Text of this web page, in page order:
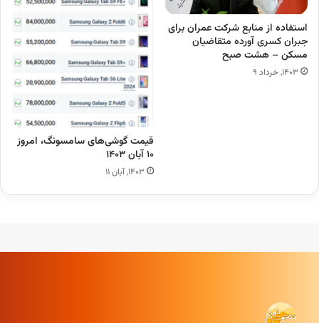
استفاده از منابع شرکت عمران برای
جبران کسری آورده متقاضیان
مسکن – هشت صبح
۱۴۰۳, خرداد ۹
قیمت گوشی‌های سامسونگ، امروز
۱۰ آبان ۱۴۰۳
۱۴۰۳, آبان ۱۱